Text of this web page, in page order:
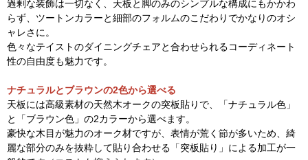
過剰な装飾は一切なく、天板と脚のみのシンプルな構成にもかかわ
らず、ツートンカラーと細部のフォルムのこだわりでかなりのオシ
ャレさに。
色々なテイストのダイニングチェアと合わせられるコーディネート
性の自由度も魅力です。
ナチュラルとブラウンの2色から選べる
天板には高級素材の天然木オークの突板貼りで、「ナチュラル色」
と「ブラウン色」の2カラーから選べます。
豪快な木目が魅力のオーク材ですが、表情が荒く節が多いため、綺
麗な部分のみを抜粋して貼り合わせる「突板貼り」による加工が一